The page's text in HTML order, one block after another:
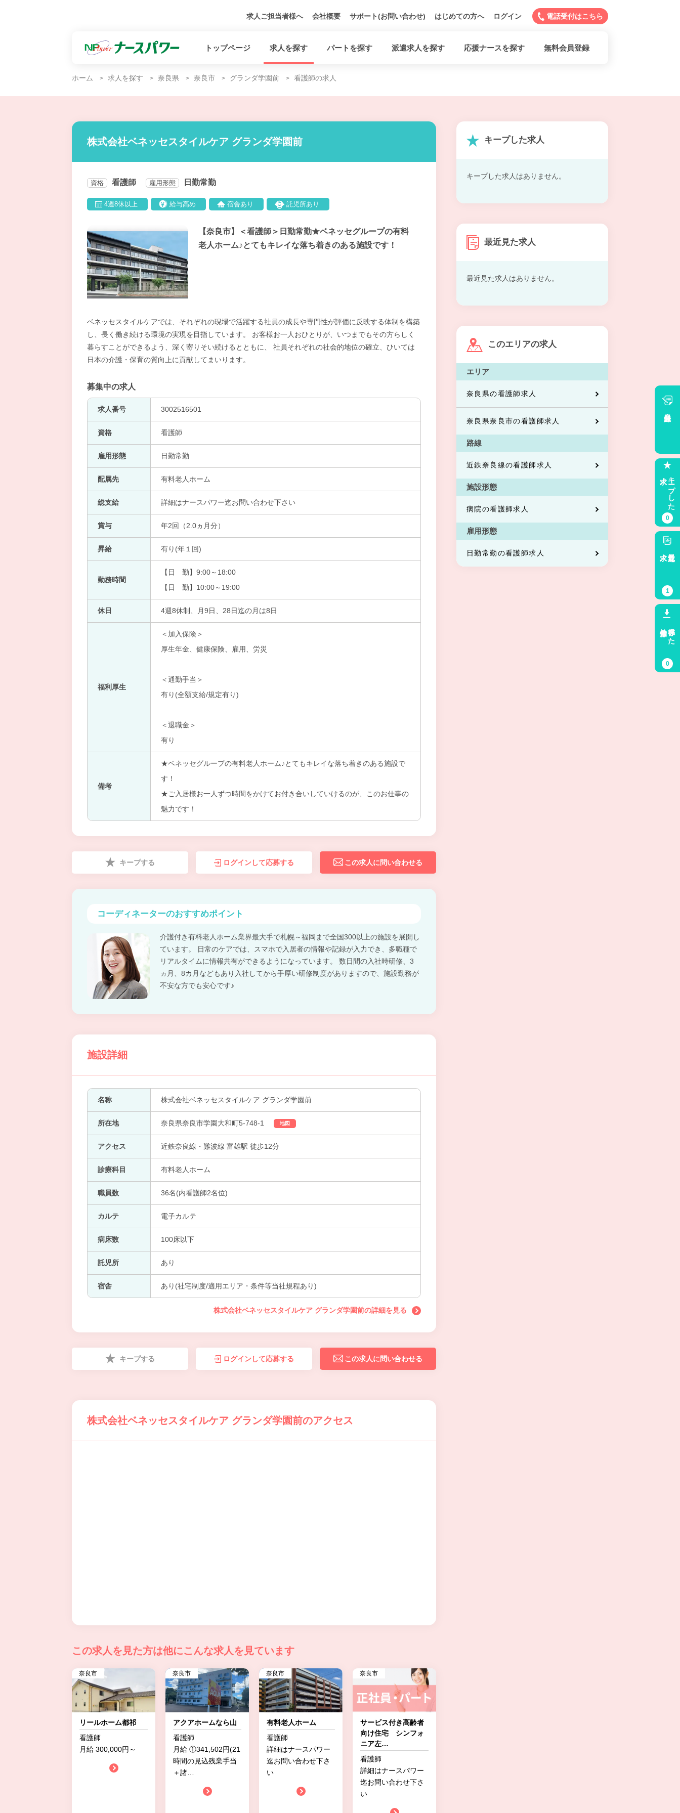
求人ご担当者様へ 会社概要 サポート(お問い合わせ) はじめての方へ ログイン 電話受付はこちら
トップページ 求人を探す パートを探す 派遣求人を探す 応援ナースを探す 無料会員登録
ホーム 求人を探す 奈良県 奈良市 グランダ学園前 看護師の求人
株式会社ベネッセスタイルケア グランダ学園前
資格 看護師 雇用形態 日勤常勤
4週8休以上 給与高め 宿舎あり 託児所あり
【奈良市】＜看護師＞日勤常勤★ベネッセグループの有料
老人ホーム♪とてもキレイな落ち着きのある施設です！
ベネッセスタイルケアでは、それぞれの現場で活躍する社員の成長や専門性が評価に反映する体制を構築
し、長く働き続ける環境の実現を目指しています。 お客様お一人おひとりが、いつまでもその方らしく
暮らすことができるよう、深く寄りそい続けるとともに、 社員それぞれの社会的地位の確立、ひいては
日本の介護・保育の質向上に貢献してまいります。
募集中の求人
求人番号 3002516501
資格 看護師
雇用形態 日勤常勤
配属先 有料老人ホーム
総支給 詳細はナースパワー迄お問い合わせ下さい
賞与 年2回（2.0ヵ月分）
昇給 有り(年１回)
勤務時間
【日 勤】9:00～18:00
【日 勤】10:00～19:00
休日 4週8休制、月9日、28日迄の月は8日
福利厚生
＜加入保険＞
厚生年金、健康保険、雇用、労災
＜通勤手当＞
有り(全額支給/規定有り)
＜退職金＞
有り
備考
★ベネッセグループの有料老人ホーム♪とてもキレイな落ち着きのある施設で
す！
★ご入居様お一人ずつ時間をかけてお付き合いしていけるのが、このお仕事の
魅力です！
キープする ログインして応募する この求人に問い合わせる
コーディネーターのおすすめポイント
介護付き有料老人ホーム業界最大手で札幌～福岡まで全国300以上の施設を展開し
ています。 日常のケアでは、スマホで入居者の情報や記録が入力でき、多職種で
リアルタイムに情報共有ができるようになっています。 数日間の入社時研修、3
ヵ月、8カ月などもあり入社してから手厚い研修制度がありますので、施設勤務が
不安な方でも安心です♪
施設詳細
名称 株式会社ベネッセスタイルケア グランダ学園前
所在地 奈良県奈良市学園大和町5-748-1 地図
アクセス 近鉄奈良線・難波線 富雄駅 徒歩12分
診療科目 有料老人ホーム
職員数 36名(内看護師2名位)
カルテ 電子カルテ
病床数 100床以下
託児所 あり
宿舎 あり(社宅制度/適用エリア・条件等当社規程あり)
株式会社ベネッセスタイルケア グランダ学園前の詳細を見る
キープする ログインして応募する この求人に問い合わせる
株式会社ベネッセスタイルケア グランダ学園前のアクセス
この求人を見た方は他にこんな求人を見ています
奈良市
リールホーム都祁
看護師
月給 300,000円～
奈良市
アクアホームなら山
看護師
月給 ①341,502円(21
時間の見込残業手当
＋諸
奈良市
有料老人ホーム
看護師
詳細はナースパワー
迄お問い合わせ下さ
い
奈良市
サービス付き高齢者
向け住宅 シンフォ
ニア左…
看護師
詳細はナースパワー
迄お問い合わせ下さ
い
キープした求人
キープした求人はありません。
最近見た求人
最近見た求人はありません。
このエリアの求人
エリア
奈良県の看護師求人
奈良県奈良市の看護師求人
路線
近鉄奈良線の看護師求人
施設形態
病院の看護師求人
雇用形態
日勤常勤の看護師求人
キープした
0
最近見た
1
保存した
0